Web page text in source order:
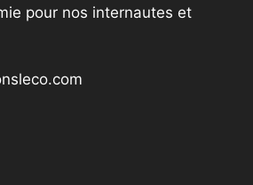
pour nos internautes et